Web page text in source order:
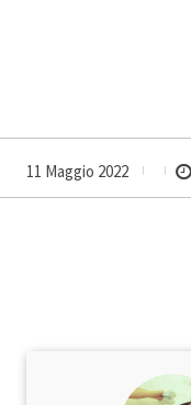
11 Maggio 2022